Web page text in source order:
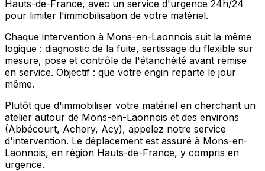
Hauts-de-France, avec un service d'urgence 24h/24
pour limiter l'immobilisation de votre matériel.
Chaque intervention à Mons-en-Laonnois suit la même
logique : diagnostic de la fuite, sertissage du flexible sur
mesure, pose et contrôle de l'étanchéité avant remise
en service. Objectif : que votre engin reparte le jour
même.
Plutôt que d'immobiliser votre matériel en cherchant un
atelier autour de Mons-en-Laonnois et des environs
(Abbécourt, Achery, Acy), appelez notre service
d'intervention. Le déplacement est assuré à Mons-en-
Laonnois, en région Hauts-de-France, y compris en
urgence.